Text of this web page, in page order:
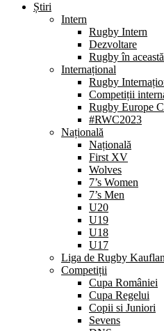
Știri
Intern
Rugby Intern
Dezvoltare
Rugby în
Internațional
Rugby
Competiții
Rugby Europe
#RWC2023
Națională
Națională
First XV
Wolves
7’s Women
7’s Men
U20
U19
U18
U17
Liga de Rugby
Competiții
Cupa României
Cupa Regelui
Copii si Juniori
Sevens